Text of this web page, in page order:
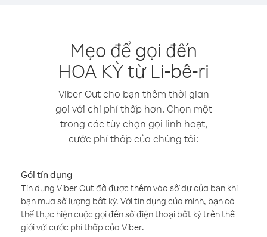
Mẹo để gọi đến
HOA KỲ từ Li-bê-ri
Viber Out cho bạn thêm thời gian
gọi với chi phí thấp hơn. Chọn một
trong các tùy chọn gọi linh hoạt,
cước phí thấp của chúng tôi:
Gói tín dụng
Tín dụng Viber Out đã được thêm vào số dư của bạn khi
bạn mua số lượng bất kỳ. Với tín dụng của mình, bạn có
thể thực hiện cuộc gọi đến số điện thoại bất kỳ trên thế
giới với cước phí thấp của Viber.